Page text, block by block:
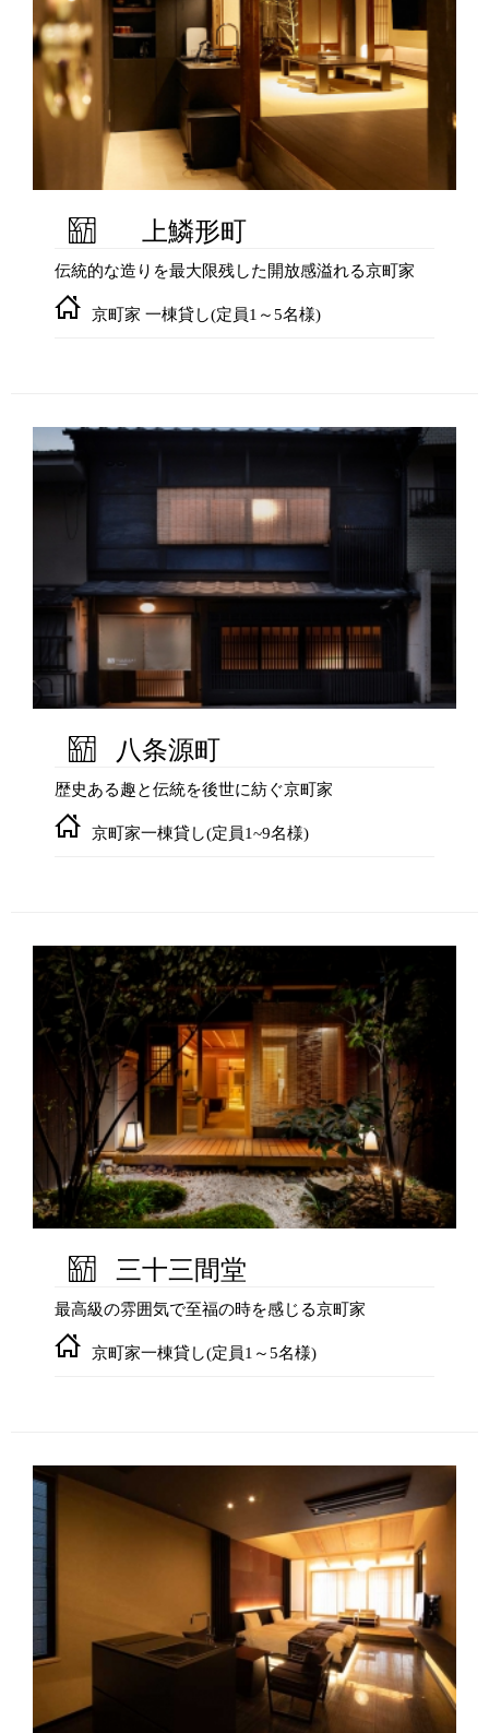
上鱗形町
伝統的な造りを最大限残した開放感溢れる京町家
京町家 一棟貸し(定員1～5名様)
八条源町
歴史ある趣と伝統を後世に紡ぐ京町家
京町家一棟貸し(定員1~9名様)
三十三間堂
最高級の雰囲気で至福の時を感じる京町家
京町家一棟貸し(定員1～5名様)